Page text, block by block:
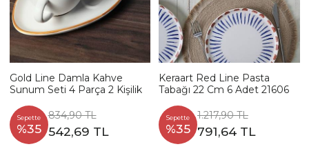
Gold Line Damla Kahve
Sunum Seti 4 Parça 2 Kişilik
Sepette
%35
834,90 TL
542,69 TL
Keraart Red Line Pasta
Tabağı 22 Cm 6 Adet 21606
Sepette
%35
1.217,90 TL
791,64 TL